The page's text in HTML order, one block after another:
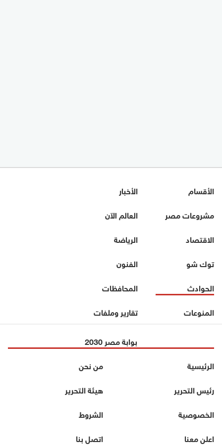
الأقسام
الأخبار
مشروعات مصر
العالم الآن
الاقتصاد
الرياضة
توك شو
الفنون
الحوادث
المحافظات
المنوعات
تقارير وملفات
بوابة مصر 2030
الرئيسية
من نحن
رئيس التحرير
هيئة التحرير
الخصوصية
الشروط
اعلن معنا
اتصل بنا